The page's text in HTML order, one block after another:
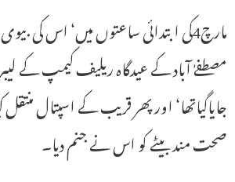
مصطفےٰ آباد کے عیدگاہ ریلیف کیمپ کے
جایاگیاتھا‘ اور پھر قریب کے اسپتال منتقل
صحت مند بیٹے کو اس نے جنم دیا۔